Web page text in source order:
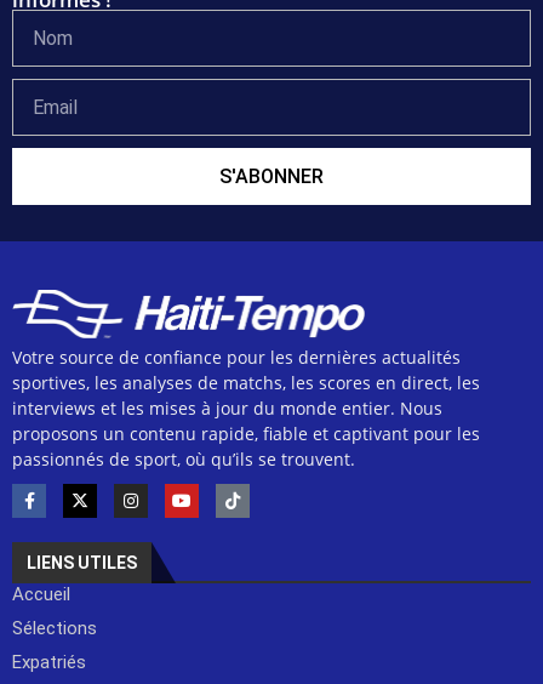
S'ABONNER
Votre source de confiance pour les dernières actualités
sportives, les analyses de matchs, les scores en direct, les
interviews et les mises à jour du monde entier. Nous
proposons un contenu rapide, fiable et captivant pour les
passionnés de sport, où qu’ils se trouvent.
LIENS UTILES
Accueil
Sélections
Expatriés